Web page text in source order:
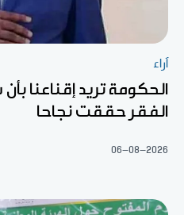
آراء
الحكومة تريد إقناعنا
الفقر حققت نجاحا
06-08-2026